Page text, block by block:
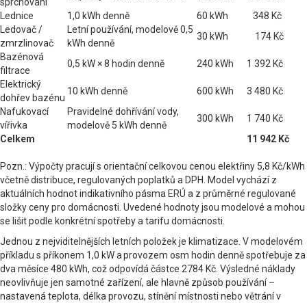
Lednice
1,0 kWh denně 60 kWh
348 Kč
Ledovač /
zmrzlinovač
Letní používání, modelově 0,5
kWh denně
30 kWh
174 Kč
Bazénová
filtrace
0,5 kW × 8 hodin denně 240 kWh
1 392 Kč
Elektrický
dohřev bazénu
10 kWh denně 600 kWh
3 480 Kč
Nafukovací
vířivka
Pravidelné dohřívání vody,
modelově 5 kWh denně
300 kWh
1 740 Kč
Celkem
11 942 Kč
Pozn.: Výpočty pracují s orientační celkovou cenou elektřiny 5,8 Kč/kWh
včetně distribuce, regulovaných poplatků a DPH. Model vychází z
aktuálních hodnot indikativního pásma ERÚ a z průměrné regulované
složky ceny pro domácnosti. Uvedené hodnoty jsou modelové a mohou
se lišit podle konkrétní spotřeby a tarifu domácnosti.
Jednou z nejviditelnějších letních položek je klimatizace. V modelovém
příkladu s příkonem 1,0 kW a provozem osm hodin denně spotřebuje za
dva měsíce 480 kWh, což odpovídá částce 2784 Kč. Výsledné náklady
neovlivňuje jen samotné zařízení, ale hlavně způsob používání –
nastavená teplota, délka provozu, stínění místnosti nebo větrání v